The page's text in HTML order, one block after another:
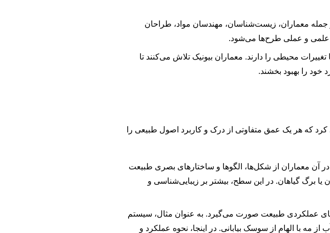
جمله معماران، زیست‌شناسان، مهندسان مواد، طراحان
علمی و عملی طرح‌ها می‌شود.
محیطی را دارند. معماران بیونیک تلاش می‌کنند تا
خود را بهبود بخشند.
که هر یک عمق متفاوتی از درک و کاربرد اصول طبیعی را
در آن معماران از شکل‌ها، الگوها و ساختارهای بصری طبیعت
یا برگ گیاهان. در این سطح، بیشتر بر زیبایی‌شناسی و
عملکردی طبیعت صورت می‌گیرد. به عنوان مثال، سیستم
از مه با الهام از سوسک بیابانی. در اینجا، نحوه عملکرد و